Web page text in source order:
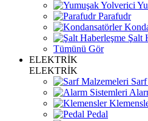
Parafudr
Şalt
Tümünü Gör
ELEKTRİK
ELEKTRİK
Pedal